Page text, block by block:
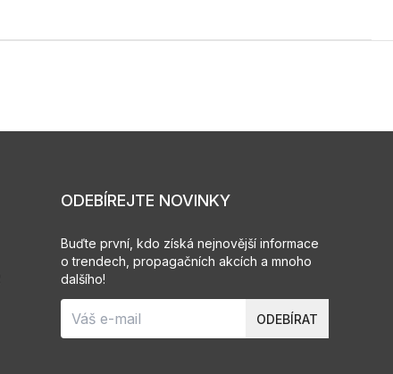
ODEBÍREJTE NOVINKY
Buďte první, kdo získá nejnovější informace
o trendech, propagačních akcích a mnoho
dalšího!
ODEBÍRAT